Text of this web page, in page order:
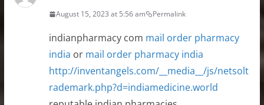
August 15, 2023 at 5:56 am Permalink
indianpharmacy com mail order pharmacy
india or mail order pharmacy india
http://inventangels.com/__media__/js/netsolt
rademark.php?d=indiamedicine.world